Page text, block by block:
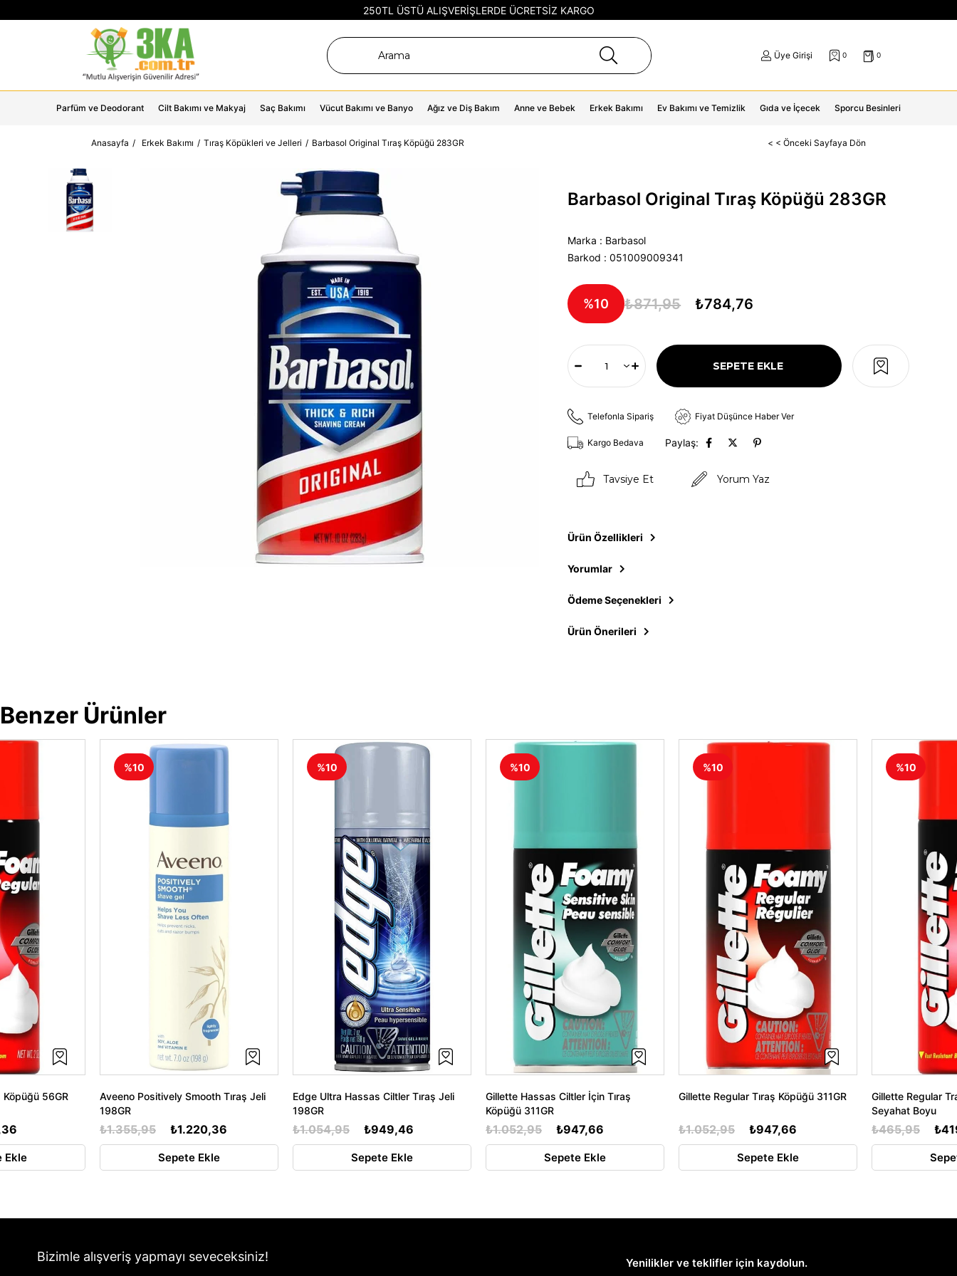
250TL ÜSTÜ ALIŞVERİŞLERDE ÜCRETSİZ KARGO
Üye Girişi 0 0
Parfüm ve Deodorant Cilt Bakımı ve Makyaj Saç Bakımı Vücut Bakımı ve Banyo Ağız ve Diş Bakım Anne ve Bebek Erkek Bakımı Ev Bakımı ve Temizlik Gıda ve İçecek Sporcu Besinleri
Anasayfa Erkek Bakımı Tıraş Köpükleri ve Jelleri Barbasol Original Tıraş Köpüğü 283GR < < Önceki Sayfaya Dön
Barbasol Original Tıraş Köpüğü 283GR
Marka : Barbasol
Barkod : 051009009341
10 ₺871,95 ₺784,76
Telefonla Sipariş Fiyat Düşünce Haber Ver
Kargo Bedava Paylaş:
Tavsiye Et Yorum Yaz
Ürün Özellikleri
Yorumlar
Ödeme Seçenekleri
Ürün Önerileri
Benzer Ürünler
Köpüğü 56GR
Ekle
Aveeno Positively Smooth Tıraş Jeli
198GR
₺1.220,36
₺1.355,95
Sepete Ekle
%10
Edge Ultra Hassas Ciltler Tıraş Jeli
198GR
₺949,46
₺1.054,95
Sepete Ekle
%10
Gillette Hassas Ciltler İçin Tıraş
Köpüğü 311GR
₺947,66
₺1.052,95
Sepete Ekle
%10
Gillette Regular Tıraş Köpüğü 311GR
₺947,66
₺1.052,95
Sepete Ekle
%10
Gillette Regular
Seyahat Boyu
₺465,95
%10
Bizimle alışveriş yapmayı seveceksiniz! Yenilikler ve teklifler için kaydolun.